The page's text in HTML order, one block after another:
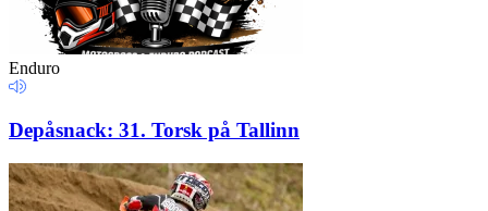
Enduro
Depåsnack: 31. Torsk på Tallinn